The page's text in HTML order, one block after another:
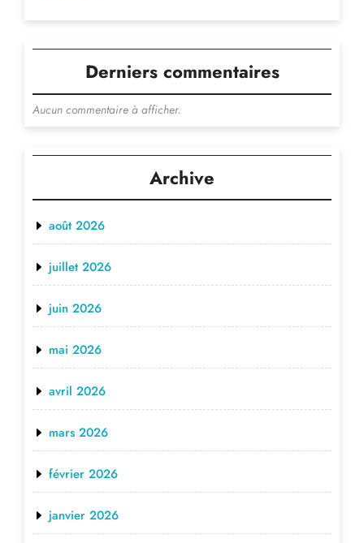
Derniers commentaires
Aucun commentaire à afficher.
Archive
août 2026
juillet 2026
juin 2026
mai 2026
avril 2026
mars 2026
février 2026
janvier 2026